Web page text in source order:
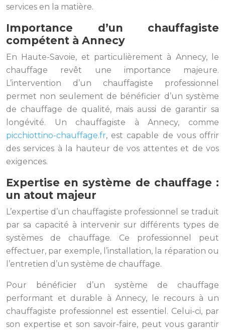
services en la matière.
Importance d’un chauffagiste
compétent à Annecy
En Haute-Savoie, et particulièrement à Annecy, le
chauffage revêt une importance majeure.
L’intervention d’un chauffagiste professionnel
permet non seulement de bénéficier d’un système
de chauffage de qualité, mais aussi de garantir sa
longévité. Un chauffagiste à Annecy, comme
picchiottino-chauffage.fr, est capable de vous offrir
des services à la hauteur de vos attentes et de vos
exigences.
Expertise en système de chauffage :
un atout majeur
L’expertise d’un chauffagiste professionnel se traduit
par sa capacité à intervenir sur différents types de
systèmes de chauffage. Ce professionnel peut
effectuer, par exemple, l’installation, la réparation ou
l’entretien d’un système de chauffage.
Pour bénéficier d’un système de chauffage
performant et durable à Annecy, le recours à un
chauffagiste professionnel est essentiel. Celui-ci, par
son expertise et son savoir-faire, peut vous garantir